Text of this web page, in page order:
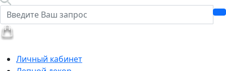
Личный кабинет